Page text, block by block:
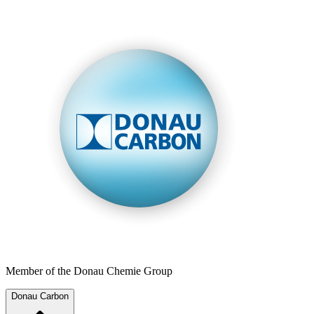
Member of the Donau Chemie Group
Donau Carbon